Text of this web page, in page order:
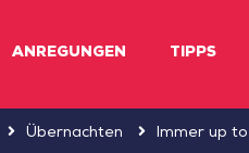
ANREGUNGEN TIPPS
Übernachten Immer up